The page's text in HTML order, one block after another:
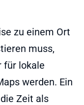
zu einem Ort
muss,
für lokale
werden. Ein
Zeit als